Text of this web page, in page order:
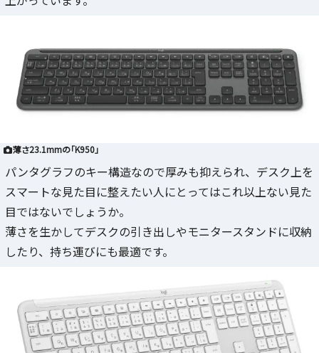
薄さ23.1mmの「K950」
パンタグラフのキー構造なので厚みも抑えられ、デスク上を
スマートな見た目に整えたい人にとってはこれ以上ない見た
目ではないでしょうか。
薄さを生かしてデスクの引き出しやモニタースタンドに収納
したり、持ち運びにも最適です。